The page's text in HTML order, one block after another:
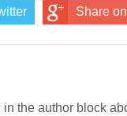
Share
the author block